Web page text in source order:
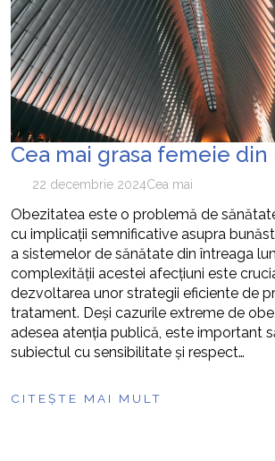
Cea mai grasa femeie din
22 decembrie 2024Cea mai
Obezitatea este o problemă de
cu implicații semnificative asupra
a sistemelor de sănătate din întreaga
complexității acestei afecțiuni este
dezvoltarea unor strategii eficiente de
tratament. Deși cazurile extreme de
adesea atenția publică, este important
subiectul cu sensibilitate și respect…
CITEȘTE MAI MULT